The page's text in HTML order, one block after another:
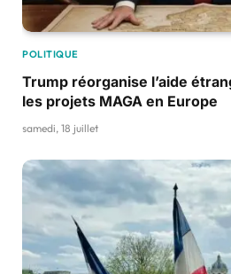
POLITIQUE
Trump réorganise l’aide
les projets MAGA en Europe
samedi, 18 juillet